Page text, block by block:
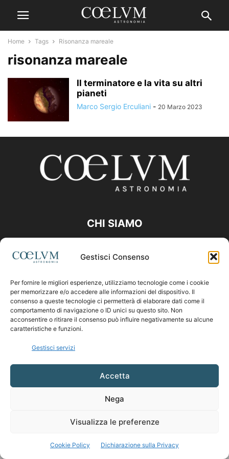
Gestisci Consenso
Per fornire le migliori esperienze, utilizziamo tecnologie come i cookie
per memorizzare e/o accedere alle informazioni del dispositivo. Il
consenso a queste tecnologie ci permetterà di elaborare dati come il
comportamento di navigazione o ID unici su questo sito. Non
acconsentire o ritirare il consenso può influire negativamente su alcune
caratteristiche e funzioni.
Gestisci servizi
Accetta
Nega
Visualizza le preferenze
Cookie Policy Dichiarazione sulla Privacy
Home Tags Risonanza mareale
risonanza mareale
Il terminatore e la vita su altri
pianeti
Marco Sergio Erculiani - 20 Marzo 2023
CHI SIAMO
Contattaci:coelumastro@coelum.com
SEGUICI